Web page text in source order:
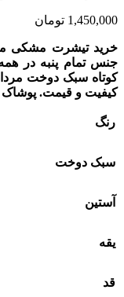
1,450,000 تومان
جنس تمام پنبه در
کوتاه سبک دوخت
کیفیت و قیمت. پوشاک
رنگ
سبک دوخت
آستین
یقه
قد